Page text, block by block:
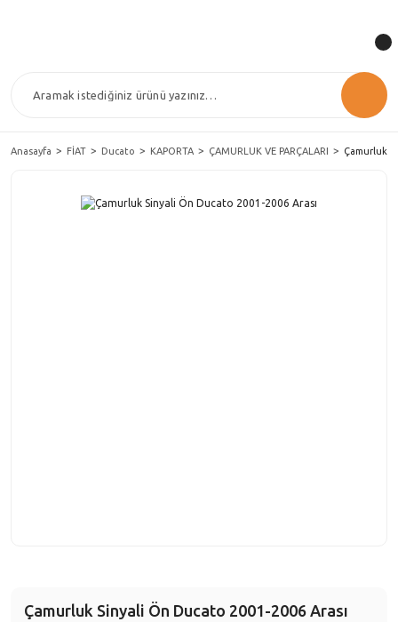
Anasayfa FİAT Ducato KAPORTA ÇAMURLUK VE PARÇALARI Çamurluk
Çamurluk Sinyali Ön Ducato 2001-2006 Arası